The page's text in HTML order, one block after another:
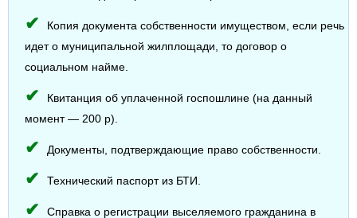
Копия документа собственности имуществом, если речь
идет о муниципальной жилплощади, то договор о
социальном найме.
Квитанция об уплаченной госпошлине (на данный
момент — 200 р).
Документы, подтверждающие право собственности.
Технический паспорт из БТИ.
Справка о регистрации выселяемого гражданина в